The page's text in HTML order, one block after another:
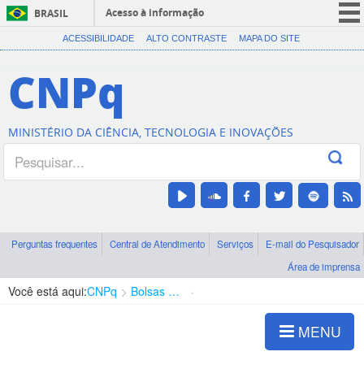
BRASIL
Acesso à informação
CORONAVÍRUS (COVID-19)
Canais
ACESSIBILIDADE ALTO CONTRASTE MAPA DO SITE
CNPq
MINISTÉRIO DA CIÊNCIA, TECNOLOGIA E INOVAÇÕES
Perguntas frequentes Central de Atendimento Serviços
E-mail do Pesquisador
Área de imprensa
Você está aqui:CNPq Bolsas e Auxílios Vigentes
MENU